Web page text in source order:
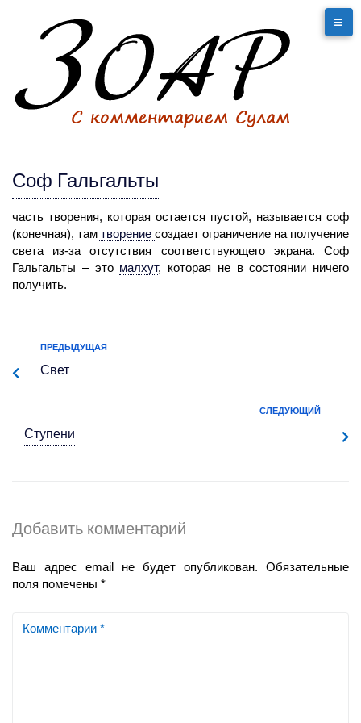
Соф Гальгальты
часть творения, которая остается пустой, называется соф
(конечная), там творение создает ограничение на получение
света из-за отсутствия соответствующего экрана. Соф
Гальгальты – это малхут, которая не в состоянии ничего
получить.
ПРЕДЫДУЩАЯ
Свет
СЛЕДУЮЩИЙ
Ступени
Добавить комментарий
Ваш адрес email не будет опубликован.
Обязательные
поля помечены *